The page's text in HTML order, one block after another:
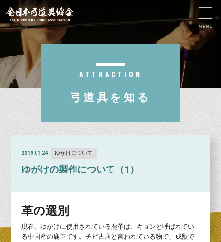
ATTRACTION
弓道具を知る
2019.01.24 ゆがけについて
ゆがけの製作について（1）
革の選別
現在、ゆがけに使用されている鹿革は、キョンと呼ばれてい
る中国産の鹿革です。チビ古唐と言われている物で、成獣で